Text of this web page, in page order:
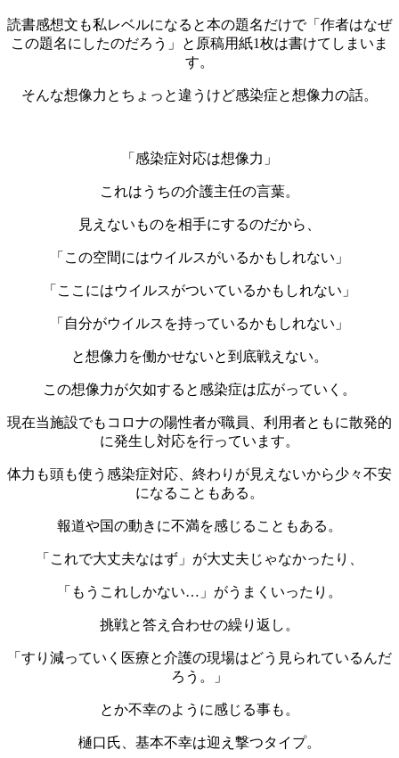
読書感想文も私レベルになると本の題名だけで「作者はなぜ
この題名にしたのだろう」と原稿用紙1枚は書けてしまいま
す。
そんな想像力とちょっと違うけど感染症と想像力の話。
「感染症対応は想像力」
これはうちの介護主任の言葉。
見えないものを相手にするのだから、
「この空間にはウイルスがいるかもしれない」
「ここにはウイルスがついているかもしれない」
「自分がウイルスを持っているかもしれない」
と想像力を働かせないと到底戦えない。
この想像力が欠如すると感染症は広がっていく。
現在当施設でもコロナの陽性者が職員、利用者ともに散発的
に発生し対応を行っています。
体力も頭も使う感染症対応、終わりが見えないから少々不安
になることもある。
報道や国の動きに不満を感じることもある。
「これで大丈夫なはず」が大丈夫じゃなかったり、
「もうこれしかない…」がうまくいったり。
挑戦と答え合わせの繰り返し。
「すり減っていく医療と介護の現場はどう見られているんだ
ろう。」
とか不幸のように感じる事も。
樋口氏、基本不幸は迎え撃つタイプ。